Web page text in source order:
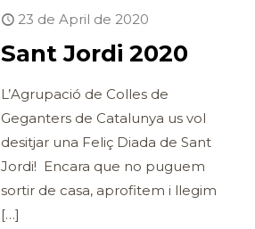
23 de April de 2020
Sant Jordi 2020
L’Agrupació de Colles de
Geganters de Catalunya us vol
desitjar una Feliç Diada de Sant
Jordi! Encara que no puguem
sortir de casa, aprofitem i llegim
[…]